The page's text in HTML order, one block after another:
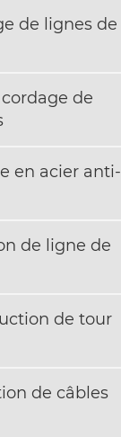
de lignes de
de
en acier anti-
de ligne de
de tour
de câbles